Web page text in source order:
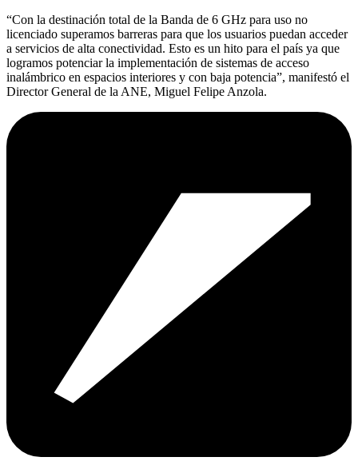
“Con la destinación total de la Banda de 6 GHz para uso no
licenciado superamos barreras para que los usuarios puedan acceder
a servicios de alta conectividad. Esto es un hito para el país ya que
logramos potenciar la implementación de sistemas de acceso
inalámbrico en espacios interiores y con baja potencia”, manifestó el
Director General de la ANE, Miguel Felipe Anzola.